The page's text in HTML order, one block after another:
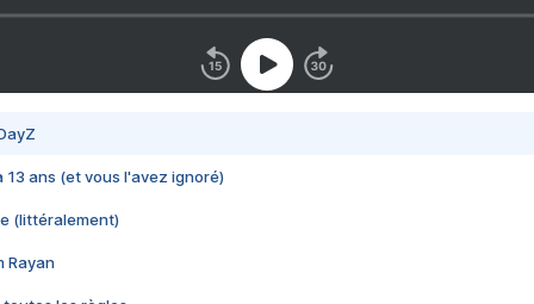
13 ans (et vous l'avez ignoré)
(littéralement)
Rayan